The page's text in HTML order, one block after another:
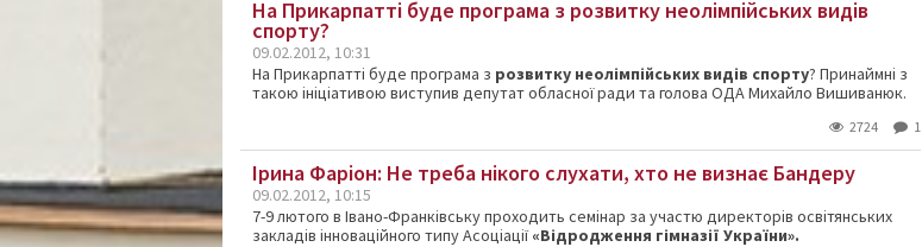
На Прикарпатті буде програма з розвитку неолімпійських видів
спорту?
09.02.2012, 10:31
На Прикарпатті буде програма з розвитку неолімпійських видів спорту? Принаймні з
такою ініціативою виступив депутат обласної ради та голова ОДА Михайло Вишиванюк.
2724 1
Ірина Фаріон: Не треба нікого слухати, хто не визнає Бандеру
09.02.2012, 10:15
7-9 лютого в Івано-Франківську проходить семінар за участю директорів освітянських
закладів інноваційного типу Асоціації«Відродження гімназії України».